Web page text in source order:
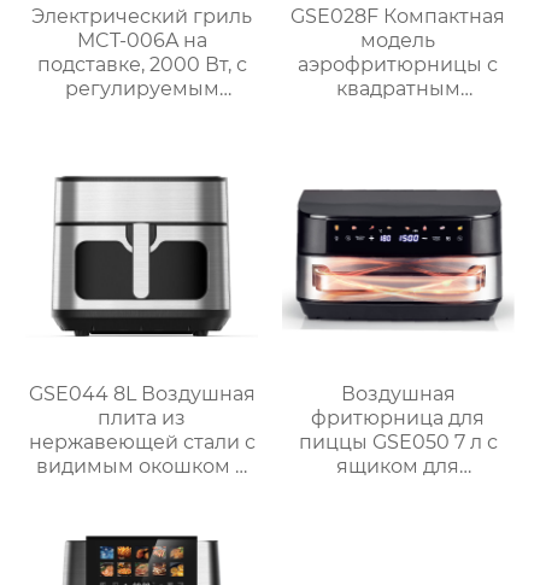
Электрический гриль
MCT-006A на
подставке, 2000 Вт, с
регулируемым
GSE028F Компактная
модель
аэрофритюрницы с
квадратным
GSE044 8L Воздушная
плита из
нержавеющей стали с
видимым окошком и
Воздушная
фритюрница для
пиццы GSE050 7 л с
ящиком для